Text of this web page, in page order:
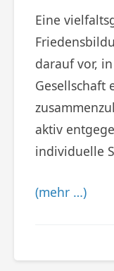
Eine
darauf vor,
Gesellschaft
aktiv
individuelle
(mehr …)